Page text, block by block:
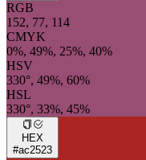
RGB
152, 77, 114
CMYK
0%, 49%, 25%, 40%
HSV
330°, 49%, 60%
HSL
330°, 33%, 45%
HEX
#ac2523